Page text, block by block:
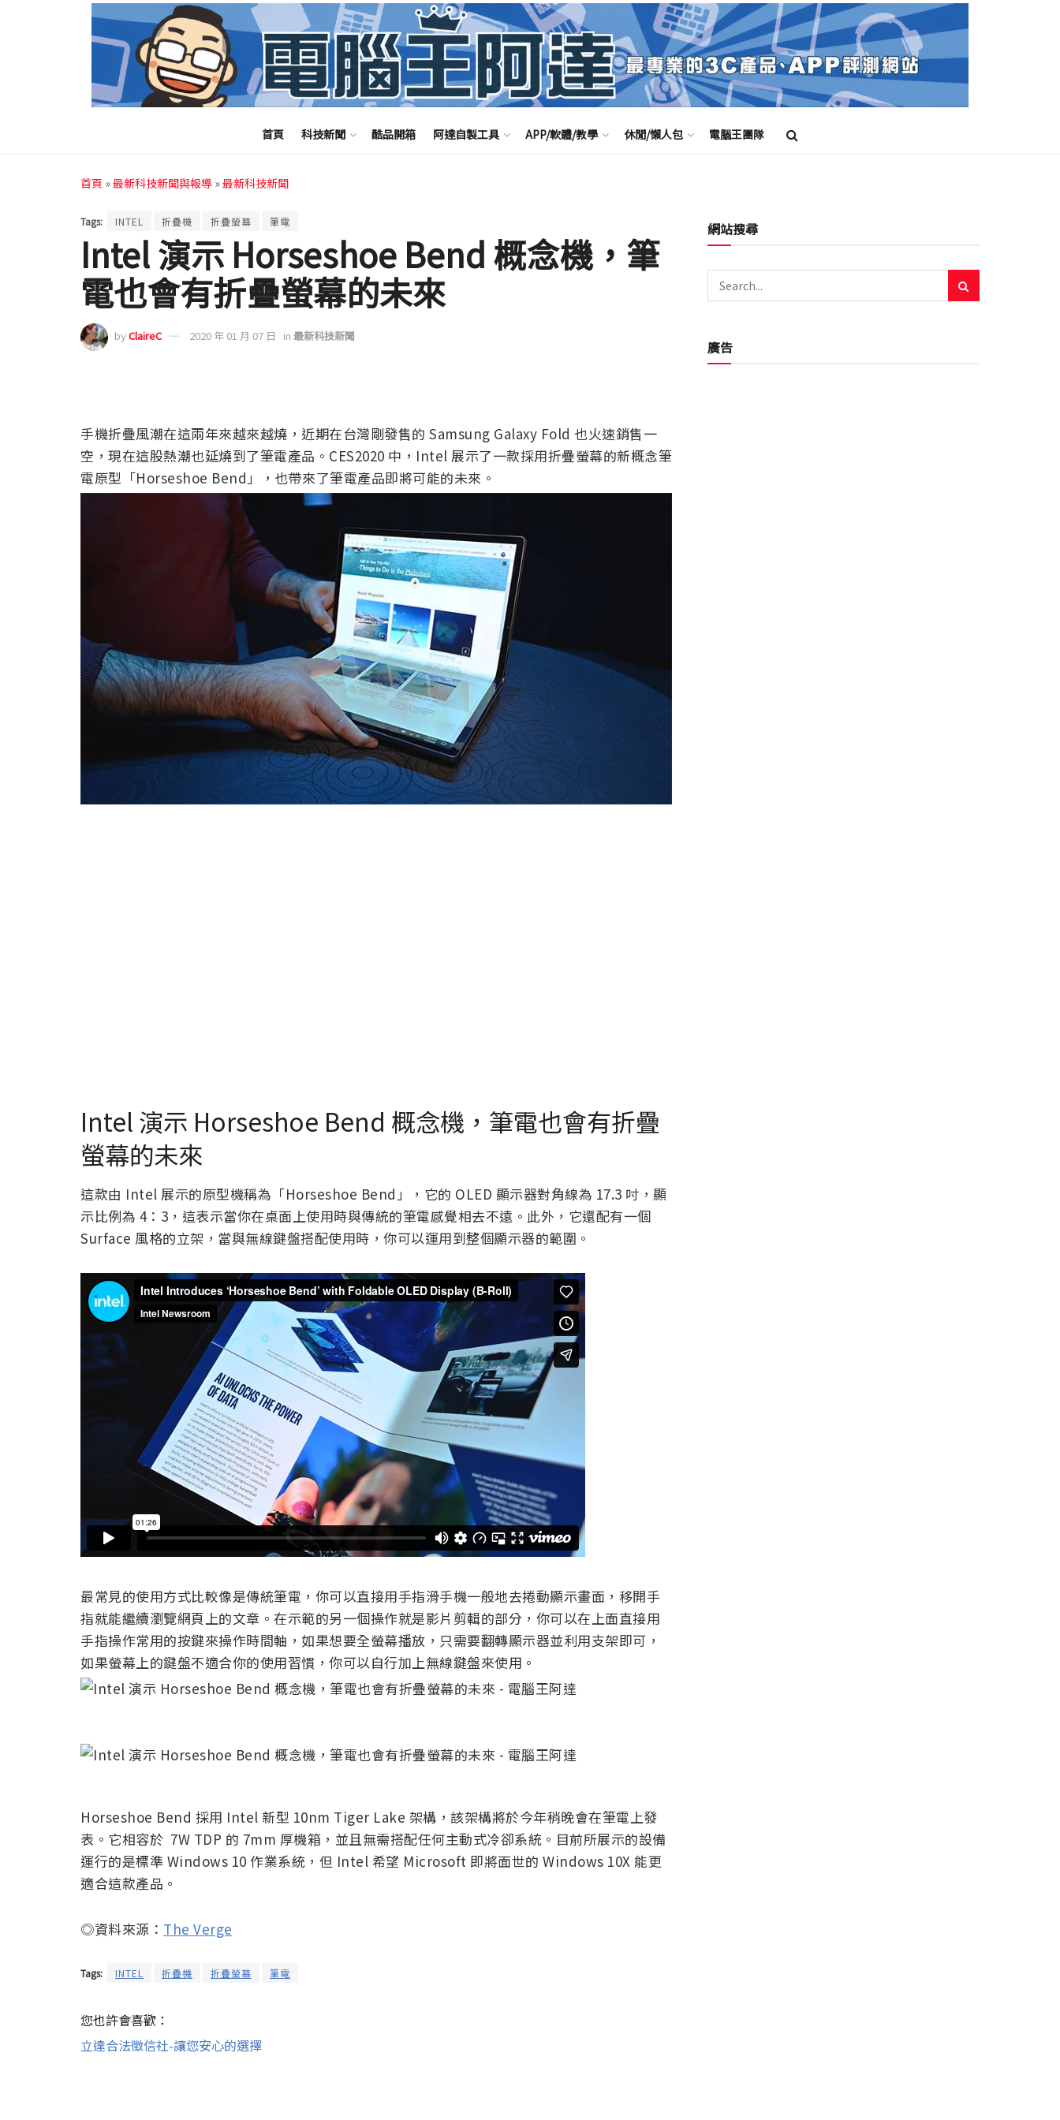
首頁 科技新聞 酷品開箱 阿達自製工具 APP/軟體/教學 休閒/懶人包 電腦王團隊
首頁 »最新科技新聞與報導 »最新科技新聞
Tags: INTEL 折疊機 折疊螢幕 筆電
Intel 演示 Horseshoe Bend 概念機，筆
電也會有折疊螢幕的未來
byClaireC 2020 年 01 月 07 日 in 最新科技新聞
手機折疊風潮在這兩年來越來越燒，近期在台灣剛發售的 Samsung Galaxy Fold 也火速銷售一
空，現在這股熱潮也延燒到了筆電產品。CES2020 中，Intel 展示了一款採用折疊螢幕的新概念筆
電原型「Horseshoe Bend」，也帶來了筆電產品即將可能的未來。
Intel 演示 Horseshoe Bend 概念機，筆電也會有折疊
螢幕的未來
這款由 Intel 展示的原型機稱為「Horseshoe Bend」，它的 OLED 顯示器對角線為 17.3 吋，顯
示比例為 4：3，這表示當你在桌面上使用時與傳統的筆電感覺相去不遠。此外，它還配有一個
Surface 風格的立架，當與無線鍵盤搭配使用時，你可以運用到整個顯示器的範圍。
最常見的使用方式比較像是傳統筆電，你可以直接用手指滑手機一般地去捲動顯示畫面，移開手
指就能繼續瀏覽網頁上的文章。在示範的另一個操作就是影片剪輯的部分，你可以在上面直接用
手指操作常用的按鍵來操作時間軸，如果想要全螢幕播放，只需要翻轉顯示器並利用支架即可，
如果螢幕上的鍵盤不適合你的使用習慣，你可以自行加上無線鍵盤來使用。
Horseshoe Bend 採用 Intel 新型 10nm Tiger Lake 架構，該架構將於今年稍晚會在筆電上發
表。它相容於 7W TDP 的 7mm 厚機箱，並且無需搭配任何主動式冷卻系統。目前所展示的設備
運行的是標準 Windows 10 作業系統，但 Intel 希望 Microsoft 即將面世的 Windows 10X 能更
適合這款產品。
◎資料來源： The Verge
Tags: INTEL 折疊機 折疊螢幕 筆電
您也許會喜歡：
立達合法徵信社-讓您安心的選擇
網站搜尋
廣告